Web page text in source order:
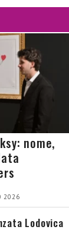
nome,
2026
Lodovica